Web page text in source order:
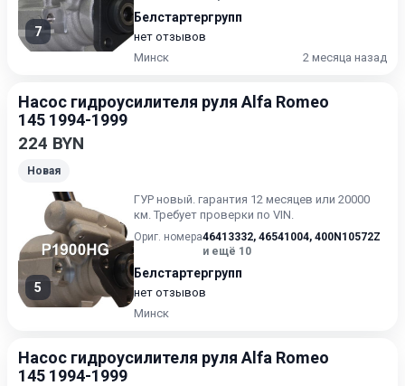
7
Белстартергрупп
нет отзывов
Минск
2 месяца назад
Насос гидроусилителя руля Alfa Romeo
145 1994-1999
224 BYN
Новая
5
ГУР нoвый. гарантия 12 месяцев или 20000
км. Требует проверки по VIN.
Ориг. номера46413332, 46541004, 400N10572Z
и ещё 10
Белстартергрупп
нет отзывов
Минск
Насос гидроусилителя руля Alfa Romeo
145 1994-1999